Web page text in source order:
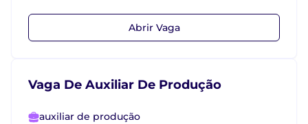
Abrir Vaga
Vaga De Auxiliar De Produção
auxiliar de produção